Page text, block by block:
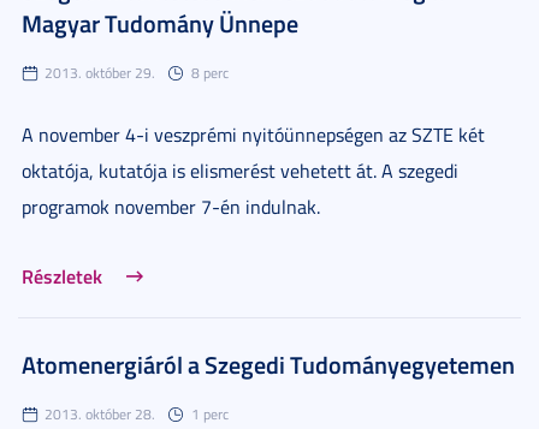
Magyar Tudomány Ünnepe
2013. október 29. 8 perc
A november 4-i veszprémi nyitóünnepségen az SZTE két
oktatója, kutatója is elismerést vehetett át. A szegedi
programok november 7-én indulnak.
Részletek
Atomenergiáról a Szegedi Tudományegyetemen
2013. október 28. 1 perc